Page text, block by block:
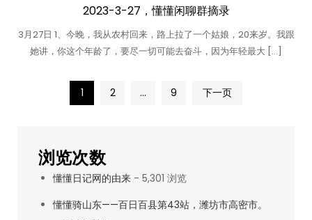
2023-3-27，懂懂闲聊群摘录
3月27日 1、今晚，我从农村回来，路上拉了一个姑娘，20来岁。我跟
她讲，你这个年龄了，要尽一切可能去奋斗，因为年轻最大 […]
分
页
1 2 … 9 下一页
浏览次数
懂懂日记网的由来 - 5,301 浏览
懂懂骑山东——百日百县第43站，潍坊市高密市。